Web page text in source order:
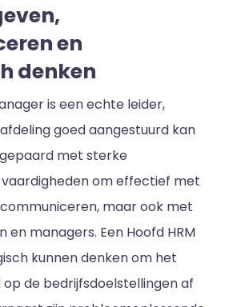
en
denken
is een echte leider,
goed aangestuurd kan
met sterke
om effectief met
maar ook met
en managers. Een Hoofd HRM
kunnen denken om het
de bedrijfsdoelstellingen af